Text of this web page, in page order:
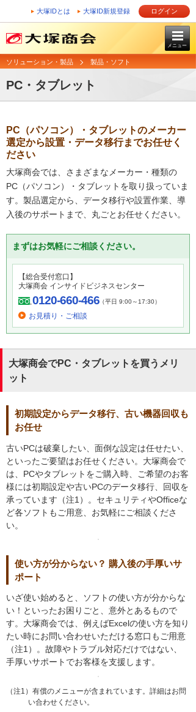
大塚IDとは 大塚ID新規登録 ログイン
メニュー
ソリューション・製品 製品・ソフト
PC・タブレット
PC（パソコン）・タブレットのメーカー
選定から設置・データ移行までお任せく
ださい
大塚商会では、さまざまなメーカー・種類の
PC（パソコン）・タブレットを取り扱っていま
す。製品選定から、データ移行や設置作業、導
入後のサポートまで、丸ごとお任せください。
まずはお気軽にご相談ください。
【総合受付窓口】
大塚商会 インサイドビジネスセンター
0120-660-466（平日 9:00～17:30）
お見積り・ご相談
大塚商会でPC・タブレットを買うメリ
ット
初期設定からデータ移行、古い機器回収も
お任せ
古いPCは破棄したい、面倒な設定は任せたい、
といったご要望はお任せください。大塚商会で
は、PCやタブレットをご購入時、ご希望のお客
様には初期設定や古いPCのデータ移行、回収を
承っています（注1）。セキュリティやOfficeな
ど各ソフトもご用意、お気軽にご相談くださ
い。
使い方が分からない？ 購入後の手厚いサ
ポート
いざ使い始めると、ソフトの使い方が分からな
い！といったお困りごと、意外とあるもので
す。大塚商会では、例えばExcelの使い方を知り
たい時にお問い合わせいただける窓口もご用意
（注1）。故障やトラブル対応だけではない、
手厚いサポートでお客様を支援します。
（注1）有償のメニューが含まれています。詳細はお問
い合わせください。